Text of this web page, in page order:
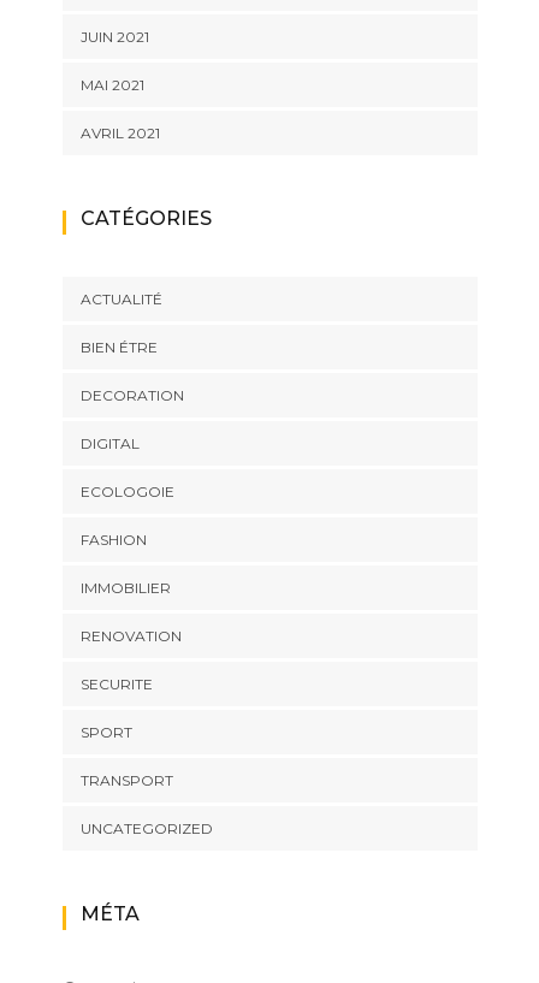
JUIN 2021
MAI 2021
AVRIL 2021
CATÉGORIES
ACTUALITÉ
BIEN ÉTRE
DECORATION
DIGITAL
ECOLOGOIE
FASHION
IMMOBILIER
RENOVATION
SECURITE
SPORT
TRANSPORT
UNCATEGORIZED
MÉTA